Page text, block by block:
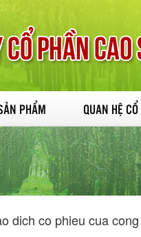
PHẨM QUAN HỆ
dich co phieu cua